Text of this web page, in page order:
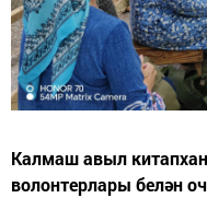
Калмаш авыл
волонтерлары белән